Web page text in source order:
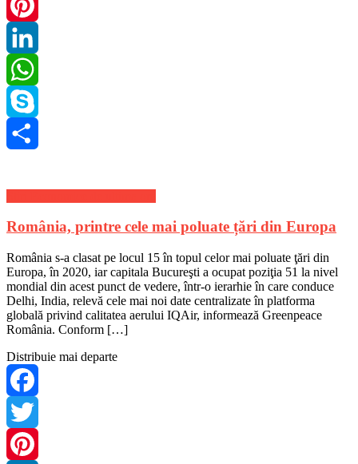
Twitter
Pinterest
LinkedIn
WhatsApp
Skype
România, printre cele mai poluate țări din Europa
România s-a clasat pe locul 15 în topul celor mai poluate ţări din
Europa, în 2020, iar capitala Bucureşti a ocupat poziţia 51 la nivel
mondial din acest punct de vedere, într-o ierarhie în care conduce
Delhi, India, relevă cele mai noi date centralizate în platforma
globală privind calitatea aerului IQAir, informează Greenpeace
România. Conform […]
Distribuie mai departe
Facebook
Twitter